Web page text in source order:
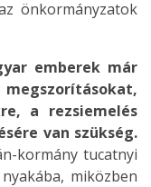
önkormányzatok
emberek már
a rezsiemelés
van szükség.
kormány tucatnyi
miközben